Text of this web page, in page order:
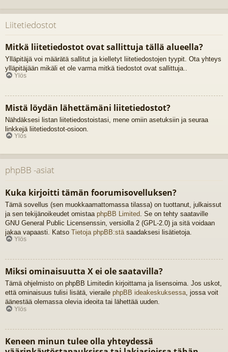
Liitetiedostot
Mitkä liitetiedostot ovat sallittuja tällä alueella?
Ylläpitäjä voi määrätä sallitut ja kielletyt liitetiedostojen tyypit. Ota yhteys
ylläpitäjään mikäli et ole varma mitkä tiedostot ovat sallittuja..
Ylös
Mistä löydän lähettämäni liitetiedostot?
Nähdäksesi listan liitetiedostoistasi, mene omiin asetuksiin ja seuraa
linkkejä liitetiedostot-osioon.
Ylös
phpBB -asiat
Kuka kirjoitti tämän foorumisovelluksen?
Tämä sovellus (sen muokkaamattomassa tilassa) on tuottanut, julkaissut
ja sen tekijänoikeudet omistaa phpBB Limited . Se on tehty saataville
GNU General Public Licensenssin, versiolla 2 (GPL-2.0) ja sitä voidaan
jakaa vapaasti. Katso Tietoja phpBB:stä saadaksesi lisätietoja.
Ylös
Miksi ominaisuutta X ei ole saatavilla?
Tämä ohjelmisto on phpBB Limitedin kirjoittama ja lisensoima. Jos uskot,
että ominaisuus tulisi lisätä, vieraile phpBB ideakeskuksessa, jossa voit
äänestää olemassa olevia ideoita tai lähettää uuden.
Ylös
Keneen minun tulee olla yhteydessä